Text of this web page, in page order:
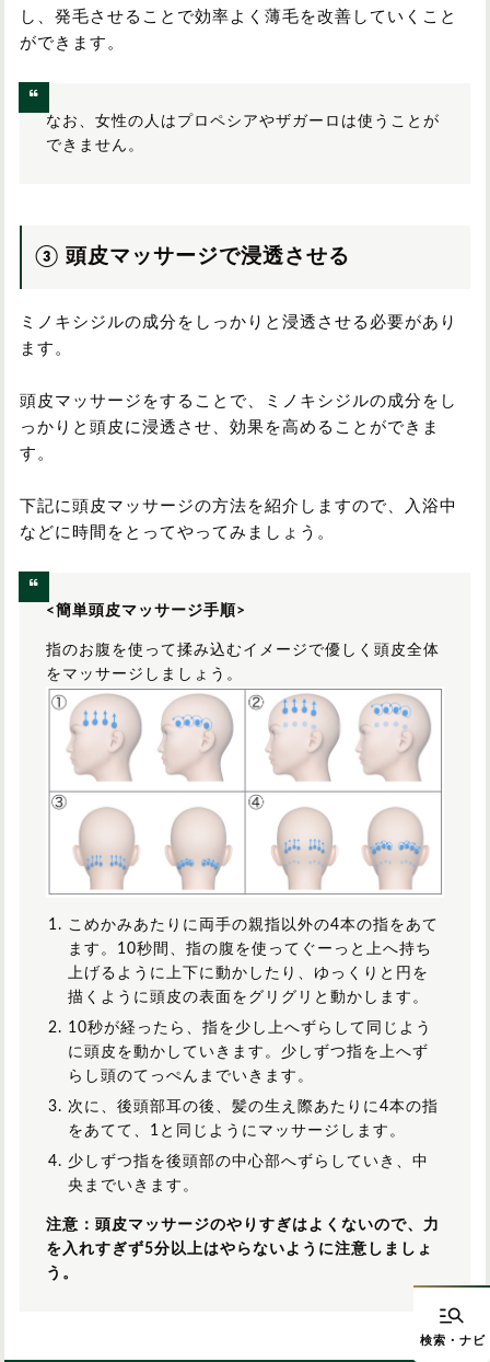
し、発毛させることで効率よく薄毛を改善していくこと
ができます。
なお、女性の人はプロペシアやザガーロは使うことが
できません。
③ 頭皮マッサージで浸透させる
ミノキシジルの成分をしっかりと浸透させる必要があり
ます。
頭皮マッサージをすることで、ミノキシジルの成分をし
っかりと頭皮に浸透させ、効果を高めることができま
す。
下記に頭皮マッサージの方法を紹介しますので、入浴中
などに時間をとってやってみましょう。
<簡単頭皮マッサージ手順>
指のお腹を使って揉み込むイメージで優しく頭皮全体
をマッサージしましょう。
こめかみあたりに両手の親指以外の4本の指をあて
ます。10秒間、指の腹を使ってぐーっと上へ持ち
上げるように上下に動かしたり、ゆっくりと円を
描くように頭皮の表面をグリグリと動かします。
10秒が経ったら、指を少し上へずらして同じよう
に頭皮を動かしていきます。少しずつ指を上へず
らし頭のてっぺんまでいきます。
次に、後頭部耳の後、髪の生え際あたりに4本の指
をあてて、1と同じようにマッサージします。
少しずつ指を後頭部の中心部へずらしていき、中
央までいきます。
注意：頭皮マッサージのやりすぎはよくないので、力
を入れすぎず5分以上はやらないように注意しましょ
う。